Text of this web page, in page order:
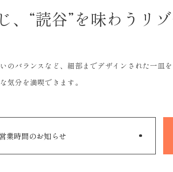
、“読谷”を味わうリ
のバランスなど、細部までデザインされた一皿を
気分を満喫できます。
業時間のお知らせ